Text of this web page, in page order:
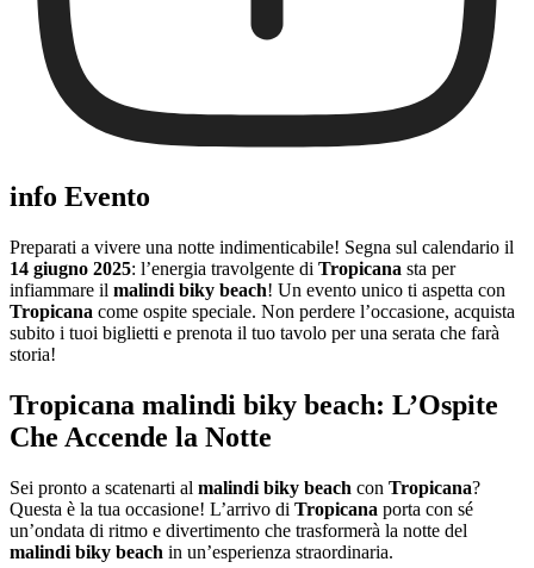
info Evento
Preparati a vivere una notte indimenticabile! Segna sul calendario il
14 giugno 2025: l’energia travolgente di Tropicana sta per
infiammare il malindi biky beach! Un evento unico ti aspetta con
Tropicana come ospite speciale. Non perdere l’occasione, acquista
subito i tuoi biglietti e prenota il tuo tavolo per una serata che farà
storia!
Tropicana malindi biky beach: L’Ospite
Che Accende la Notte
Sei pronto a scatenarti al malindi biky beach con Tropicana?
Questa è la tua occasione! L’arrivo di Tropicana porta con sé
un’ondata di ritmo e divertimento che trasformerà la notte del
malindi biky beach in un’esperienza straordinaria.